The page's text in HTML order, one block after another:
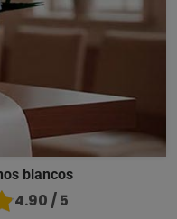
blancos
4.90 / 5